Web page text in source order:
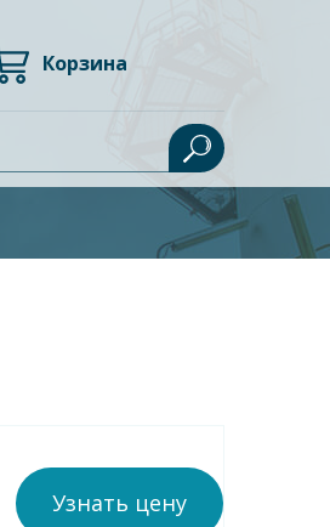
Корзина
Узнать цену